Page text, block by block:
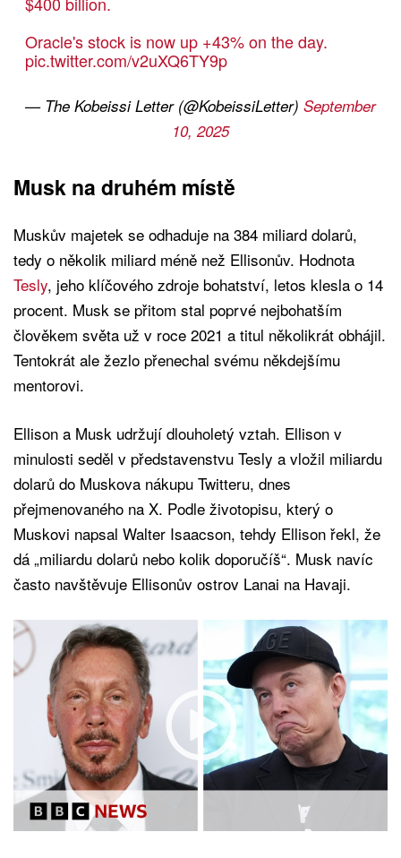
Oracle's stock is now up +43% on the day.
pic.twitter.com/v2uXQ6TY9p
— The Kobeissi Letter (@KobeissiLetter) September
10, 2025
Musk na druhém místě
Muskův majetek se odhaduje na 384 miliard dolarů,
tedy o několik miliard méně než Ellisonův. Hodnota
Tesly, jeho klíčového zdroje bohatství, letos klesla o 14
procent. Musk se přitom stal poprvé nejbohatším
člověkem světa už v roce 2021 a titul několikrát obhájil.
Tentokrát ale žezlo přenechal svému někdejšímu
mentorovi.
Ellison a Musk udržují dlouholetý vztah. Ellison v
minulosti seděl v představenstvu Tesly a vložil miliardu
dolarů do Muskova nákupu Twitteru, dnes
přejmenovaného na X. Podle životopisu, který o
Muskovi napsal Walter Isaacson, tehdy Ellison řekl, že
dá „miliardu dolarů nebo kolik doporučíš“. Musk navíc
často navštěvuje Ellisonův ostrov Lanai na Havaji.